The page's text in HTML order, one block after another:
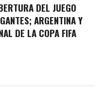
DEL JUEGO
ARGENTINA Y
DE LA COPA FIFA